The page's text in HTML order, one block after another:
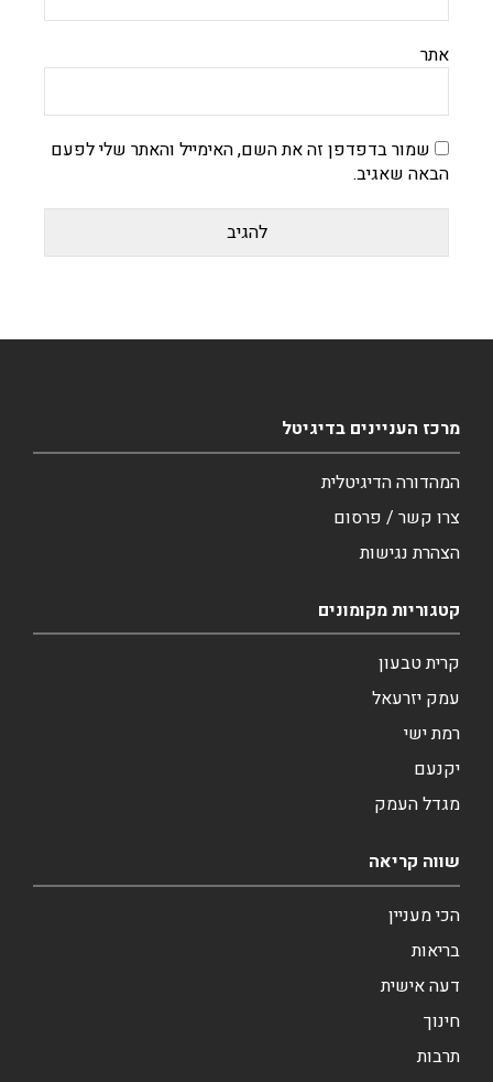
אתר
שמור בדפדפן זה את השם, האימייל והאתר שלי לפעם
הבאה שאגיב.
מרכז העניינים בדיגיטל
המהדורה הדיגיטלית
צרו קשר / פרסום
הצהרת נגישות
קטגוריות מקומונים
קרית טבעון
עמק יזרעאל
רמת ישי
יקנעם
מגדל העמק
שווה קריאה
הכי מעניין
בריאות
דעה אישית
חינוך
תרבות